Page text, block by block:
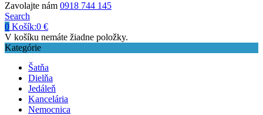
Zavolajte nám 0918 744 145
Search
0 Košík:0 €
V košíku nemáte žiadne položky.
Kategórie
Šatňa
Dielňa
Jedáleň
Kancelária
Nemocnica